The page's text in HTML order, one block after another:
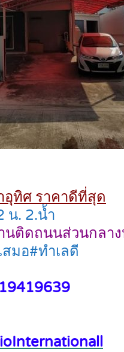
ทิศ ราคาดีที่สุด
น. 2.น้ำ
นติดถนนส่วนกลา
มอ#ทำเลดี